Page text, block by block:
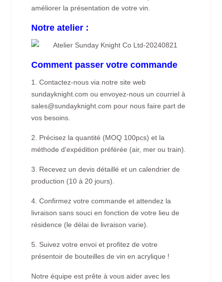
améliorer la présentation de votre vin.
Notre atelier :
Comment passer votre commande
1. Contactez-nous via notre site web
sundayknight.com ou envoyez-nous un courriel à
sales@sundayknight.com pour nous faire part de
vos besoins.
2. Précisez la quantité (MOQ 100pcs) et la
méthode d'expédition préférée (air, mer ou train).
3. Recevez un devis détaillé et un calendrier de
production (10 à 20 jours).
4. Confirmez votre commande et attendez la
livraison sans souci en fonction de votre lieu de
résidence (le délai de livraison varie).
5. Suivez votre envoi et profitez de votre
présentoir de bouteilles de vin en acrylique !
Notre équipe est prête à vous aider avec les